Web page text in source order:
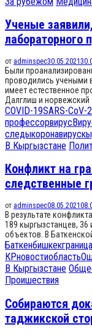
Ученые
лабораторного
от adminspec30.05.2021
Были
проводились учеными
имеет естественное
Далглиш и норвежский
COVID-19SARS-CoV-2
профессорвирус
следыкоронавирус
В Кыргызстане
Конфликт на
следственные
от adminspec08.05.2021
В результате
189 кыргызстанцев, 36
объектов. В
Баткенбишкекграница
КРновостиобласть
В Кыргызстане
Проишествия
Собираются
таджикской